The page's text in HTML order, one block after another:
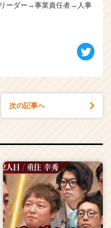
ーダー→事業責任者→人事
次の記事へ